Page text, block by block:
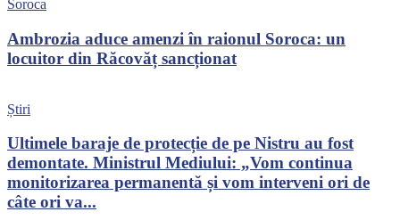
Soroca
Ambrozia aduce amenzi în raionul Soroca: un
locuitor din Răcovăț sancționat
Știri
Ultimele baraje de protecție de pe Nistru au fost
demontate. Ministrul Mediului: „Vom continua
monitorizarea permanentă și vom interveni ori de
câte ori va...